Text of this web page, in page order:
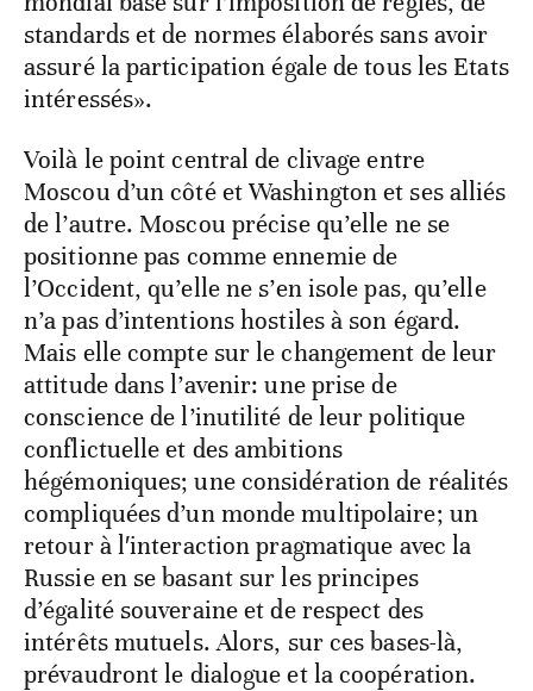
standards et de normes élaborés sans avoir
assuré la participation égale de tous les Etats
intéressés».
Voilà le point central de clivage entre
Moscou d’un côté et Washington et ses alliés
de l’autre. Moscou précise qu’elle ne se
positionne pas comme ennemie de
l’Occident, qu’elle ne s’en isole pas, qu’elle
n’a pas d’intentions hostiles à son égard.
Mais elle compte sur le changement de leur
attitude dans l’avenir: une prise de
conscience de l’inutilité de leur politique
conflictuelle et des ambitions
hégémoniques; une considération de réalités
compliquées d’un monde multipolaire; un
retour à l′interaction pragmatique avec la
Russie en se basant sur les principes
d’égalité souveraine et de respect des
intérêts mutuels. Alors, sur ces bases-là,
prévaudront le dialogue et la coopération.